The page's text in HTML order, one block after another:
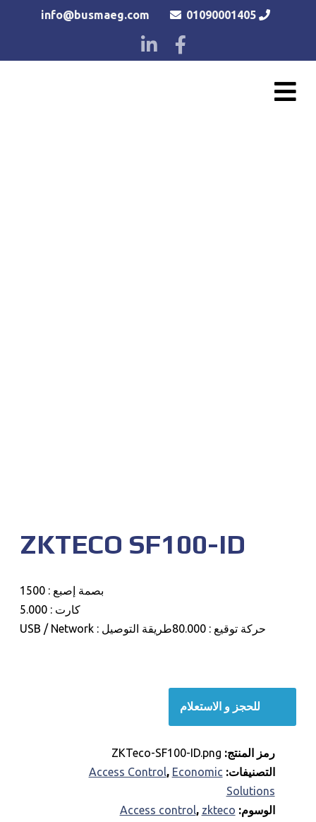
01090001405
ZKTECO SF100-ID
بصمة إصبع : 1500
كارت : 5.000
حركة توقيع : 80.000طريقة التوصيل : USB / Network
للحجز و الاستعلام
رمز المنتج: ZKTeco-SF100-ID.png
التصنيفات:
Access Control, Economic
Solutions
الوسوم:
Access control, zkteco